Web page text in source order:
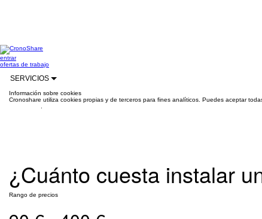
entrar
ofertas de trabajo
SERVICIOS
Información sobre cookies
Cronoshare utiliza cookies propias y de terceros para fines analíticos. Puedes aceptar
¿Cuánto cuesta instalar
Rango de precios